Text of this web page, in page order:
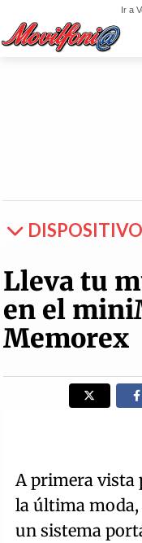
Ir a
Lleva tu
en el
Memorex
A primera vista
la última moda,
un sistema